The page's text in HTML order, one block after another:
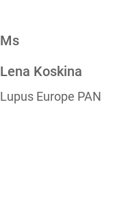
Ms
Lena Koskina
Lupus Europe PAN